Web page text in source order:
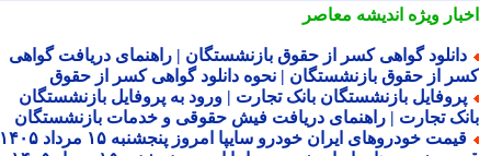
ویژهاندیشه معاصر
گواهی کسر از حقوق بازنشستگان | راهنمای دریافت گواهی
از حقوق بازنشستگان | نحوه دانلود گواهی کسر از حقوق
بازنشستگان بانک تجارت | ورود به پروفایل بازنشستگان
تجارت | راهنمای دریافت فیش حقوقی و خدمات بازنشستگان
قیمت خودروهای ایران خودرو سایپا امروز پنجشنبه ۱۵ مرداد ۱۴۰۵ |